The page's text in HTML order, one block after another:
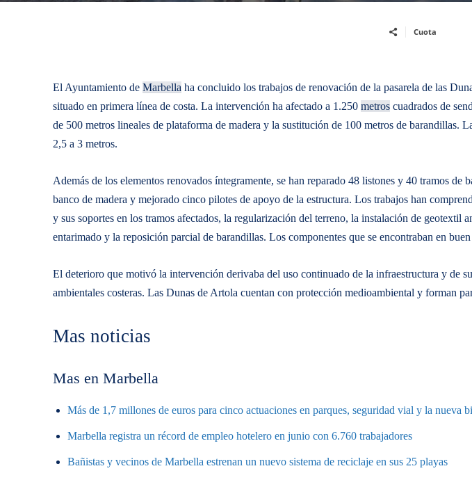
Cuota
El Ayuntamiento de Marbella ha concluido los trabajos de renovación de la pasarela de las
situado en primera línea de costa. La intervención ha afectado a 1.250 metros cuadrados de
de 500 metros lineales de plataforma de madera y la sustitución de 100 metros de barandillas.
2,5 a 3 metros.
Además de los elementos renovados íntegramente, se han reparado 48 listones y 40 tramos de
banco de madera y mejorado cinco pilotes de apoyo de la estructura. Los trabajos han
y sus soportes en los tramos afectados, la regularización del terreno, la instalación de geotextil
entarimado y la reposición parcial de barandillas. Los componentes que se encontraban en
El deterioro que motivó la intervención derivaba del uso continuado de la infraestructura y de
ambientales costeras. Las Dunas de Artola cuentan con protección medioambiental y forman
Mas noticias
Mas en Marbella
Más de 1,7 millones de euros para cinco actuaciones en parques, seguridad vial y la nueva
Marbella registra un récord de empleo hotelero en junio con 6.760 trabajadores
Bañistas y vecinos de Marbella estrenan un nuevo sistema de reciclaje en sus 25 playas